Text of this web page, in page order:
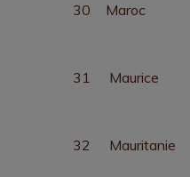
30 Maroc
31 Maurice
32 Mauritanie